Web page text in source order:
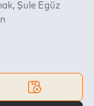
Şule Egüz